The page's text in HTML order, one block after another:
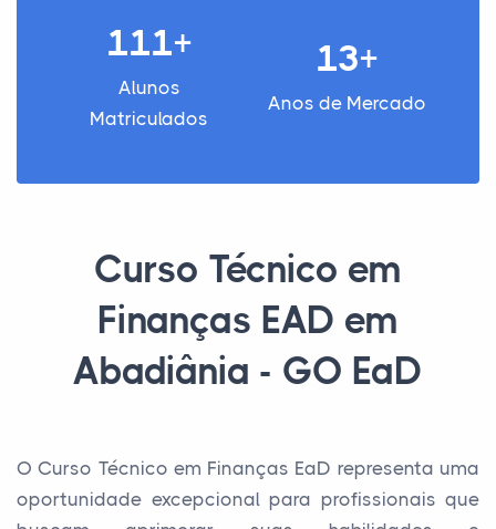
111+
Alunos
Matriculados
13+
Anos de Mercado
Curso Técnico em
Finanças EAD em
Abadiânia - GO EaD
O Curso Técnico em Finanças EaD representa uma
oportunidade excepcional para profissionais que